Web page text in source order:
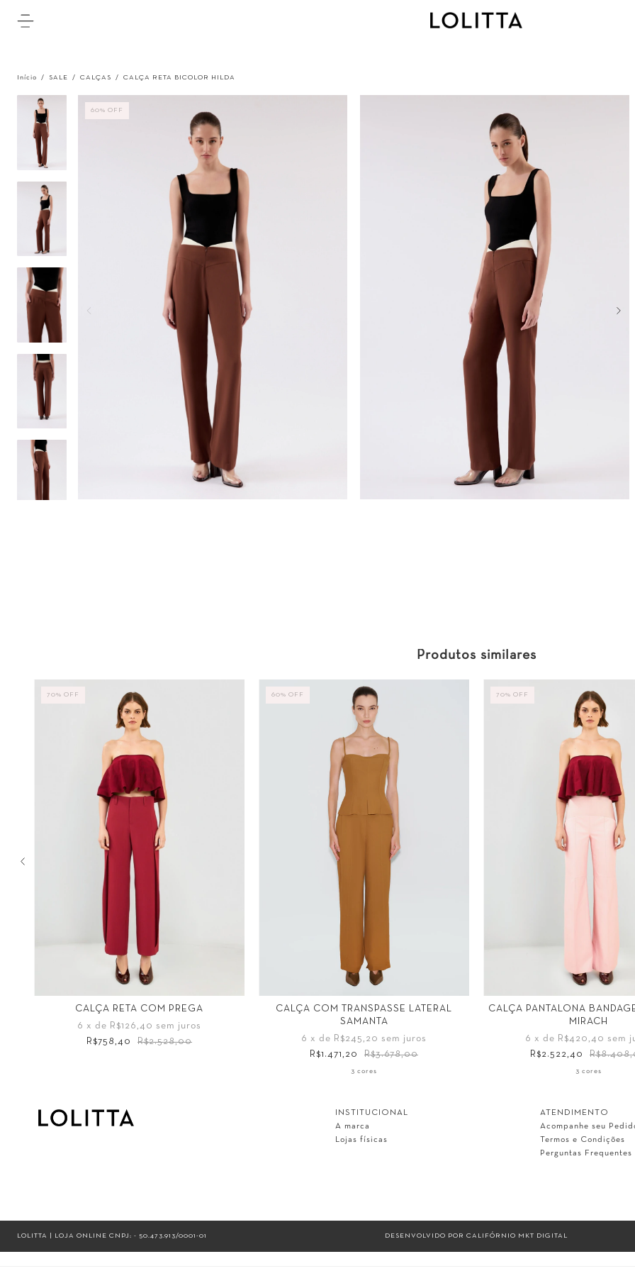
Início / SALE / CALÇAS / CALÇA RETA BICOLOR HILDA
60%OFF
Produtos similares
70% OFF
CALÇA RETA COM PREGA
6 x de R$126,40 sem juros
R$758,40
R$2.528,00
60% OFF
CALÇA COM TRANSPASSE LATERAL
SAMANTA
6 x de R$245,20 sem juros
R$1.471,20
R$3.678,00
3 cores
70% OFF
CALÇA PANTALONA
MIRACH
6 x de R$420,40 sem
R$2.522,40
3 cores
INSTITUCIONAL
A marca
Lojas físicas
ATENDIMENTO
Acompanhe seu
Termos e Condições
Perguntas Frequentes
LOLITTA | LOJA ONLINE CNPJ: - 50.473.913/0001-01 DESENVOLVIDO POR CALIFÓRNIO MKT DIGITAL